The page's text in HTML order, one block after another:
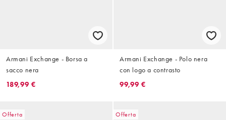
Armani Exchange - Borsa a
sacco nera
189,99 €
Armani Exchange - Polo nera
con logo a contrasto
99,99 €
Offerta Offerta